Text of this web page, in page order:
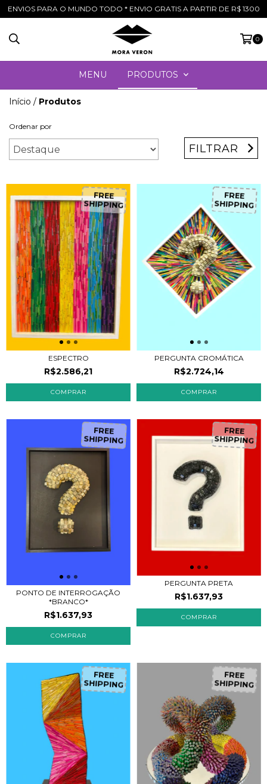
ENVIOS PARA O MUNDO TODO * ENVIO GRATIS A PARTIR DE R$ 1300
0
MENU PRODUTOS
Início / Produtos
Ordenar por
FILTRAR
FREE
SHIPPING
ESPECTRO
R$2.586,21
FREE
SHIPPING
PERGUNTA CROMÁTICA
R$2.724,14
FREE
SHIPPING
PONTO DE INTERROGAÇÃO
*BRANCO*
R$1.637,93
FREE
SHIPPING
PERGUNTA PRETA
R$1.637,93
FREE
SHIPPING
FREE
SHIPPING